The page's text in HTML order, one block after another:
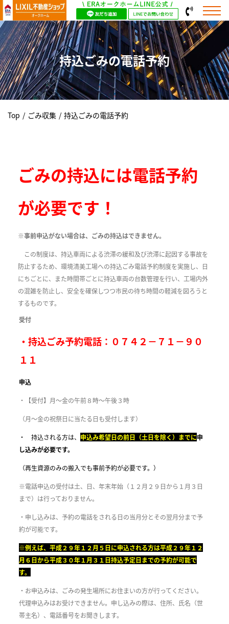
持込ごみの電話予約
Top / ごみ収集 / 持込ごみの電話予約
ごみの持込には電話予約
が必要です！
※事前申込がない場合は、ごみの持込はできません。
この制度は、持込車両による渋滞の緩和及び渋滞に起因する事故を
防止するため、環境清美工場への持込ごみ電話予約制度を実施し、日
にちごとに、また時間帯ごとに持込車両の台数管理を行い、工場内外
の混雑を防止し、安全を確保しつつ市民の待ち時間の軽減を図ろうと
するものです。
受付
・持込ごみ予約電話：０７４２－７１－９０
１１
申込
・【受付】月～金の午前８時～午後３時
（月～金の祝祭日に当たる日も受付します）
・ 持込される方は、 申込み希望日の前日（土日を除く）までに申
し込みが必要です。
（再生資源のみの搬入でも事前予約が必要です。）
※電話申込の受付は土、日、年末年始（１２月２９日から１月３日
まで）は行っておりません。
・申し込みは、予約の電話をされる日の当月分とその翌月分まで予
約が可能です。
※例えば、平成２９年１２月５日に申込される方は平成２９年１２
月６日から平成３０年１月３１日持込予定日までの予約が可能で
す。
・お申込みは、ごみの発生場所にお住まいの方が行ってください。
代理申込みはお受けできません。申し込みの際は、住所、氏名（世
帯主名）、電話番号をお聞きします。